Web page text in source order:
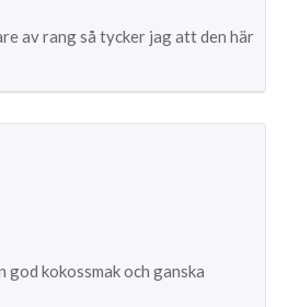
av rang så tycker jag att den här
god kokossmak och ganska